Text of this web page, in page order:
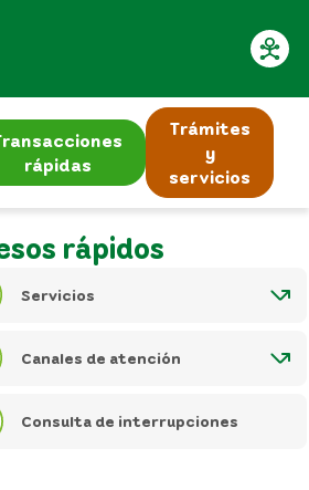
rápidas
Trámites
y
servicios
rápidos
Servicios
Canales de atención
Consulta de interrupciones